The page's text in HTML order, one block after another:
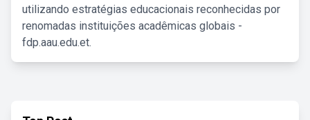
utilizando estratégias educacionais reconhecidas por
renomadas instituições acadêmicas globais -
fdp.aau.edu.et.